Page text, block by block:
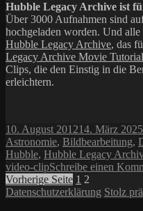
Hubble Legacy Archive ist
Über 3000 Aufnahmen sind
hochgeladen worden. Und
Hubble Legacy Archive, das
Legacy Archive Movie
Clips, die den Einstig in die
erleichtern.
Veröffentlicht
am
10. August 201214. März 2025
Astronomie, Bildbearbeitung,
Hubble, Hubble Legacy
video-clipSchreibe einen
der
Vorherige Seite Seite
1 Seite
2
Datenschutzerklärung Stolz